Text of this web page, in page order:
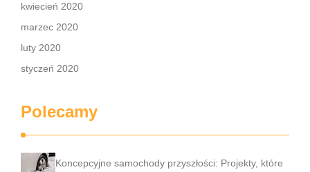
kwiecień 2020
marzec 2020
luty 2020
styczeń 2020
Polecamy
Koncepcyjne samochody przyszłości: Projekty, które